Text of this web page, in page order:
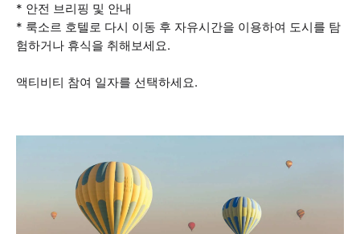
* 안전 브리핑 및 안내
* 룩소르 호텔로 다시 이동 후 자유시간을 이용하여 도시를 탐
험하거나 휴식을 취해보세요.
액티비티 참여 일자를 선택하세요.